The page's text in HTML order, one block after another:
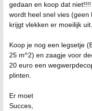
gedaan en koop dat
wordt heel snel vies
krijgt vlekken er moeilijk uit.
Koop je nog een legsetje
25 m^2) en zaagje voor
20 euro een
plinten.
Er moet
Succes,